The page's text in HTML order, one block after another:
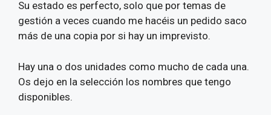
Su estado es perfecto, solo que por temas de
gestión a veces cuando me hacéis un pedido saco
más de una copia por si hay un imprevisto.
Hay una o dos unidades como mucho de cada una.
Os dejo en la selección los nombres que tengo
disponibles.